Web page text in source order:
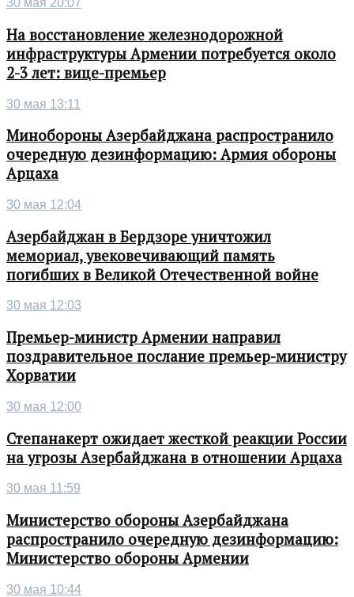
30 мая 20:07
На восстановление железнодорожной
инфраструктуры Армении потребуется около
2-3 лет: вице-премьер
30 мая 13:11
Минобороны Азербайджана распространило
очередную дезинформацию: Армия обороны
Арцаха
30 мая 12:04
Азербайджан в Бердзоре уничтожил
мемориал, увековечивающий память
погибших в Великой Отечественной войне
30 мая 12:03
Премьер-министр Армении направил
поздравительное послание премьер-министру
Хорватии
30 мая 12:00
Степанакерт ожидает жесткой реакции России
на угрозы Азербайджана в отношении Арцаха
30 мая 11:59
Министерство обороны Азербайджана
распространило очередную дезинформацию:
Министерство обороны Армении
30 мая 10:44